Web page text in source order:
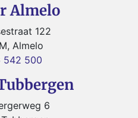
Almelo
122
Almelo
542 500
6